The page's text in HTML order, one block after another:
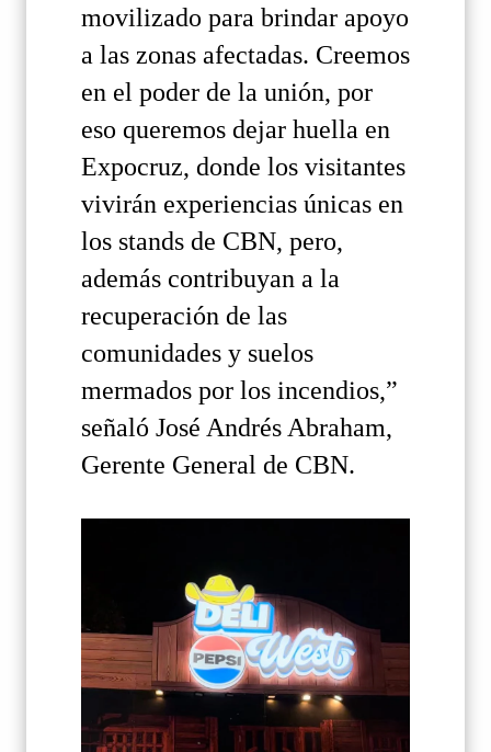
movilizado para brindar apoyo
a las zonas afectadas. Creemos
en el poder de la unión, por
eso queremos dejar huella en
Expocruz, donde los visitantes
vivirán experiencias únicas en
los stands de CBN, pero,
además contribuyan a la
recuperación de las
comunidades y suelos
mermados por los incendios,”
señaló José Andrés Abraham,
Gerente General de CBN.